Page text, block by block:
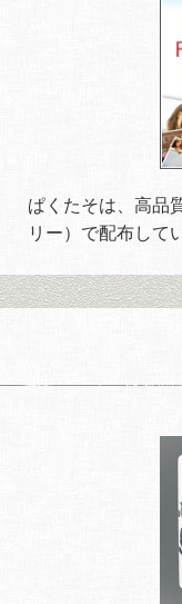
ぱくたそは、高品
リー）で配布して